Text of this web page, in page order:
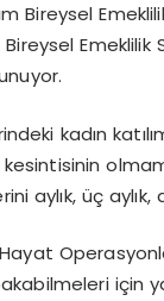
Bireysel
Bireysel
kadın
aylık, üç
için